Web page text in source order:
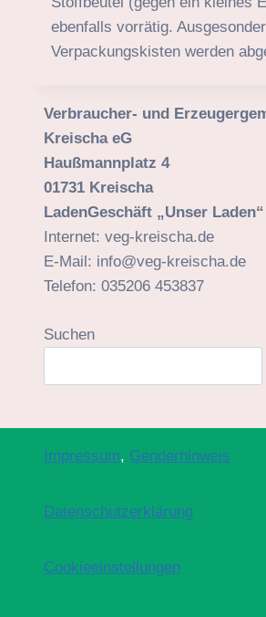
ebenfalls vorrätig.
Verpackungskisten werden
Verbraucher- und
Kreischa eG
Haußmannplatz 4
01731 Kreischa
LadenGeschäft „Unser Laden“
Internet: veg-kreischa.de
E-Mail: info@veg-kreischa.de
Telefon: 035206 453837
Suchen
Impressum, Genderhinweis
Datenschutzerklärung
Cookieeinstellungen